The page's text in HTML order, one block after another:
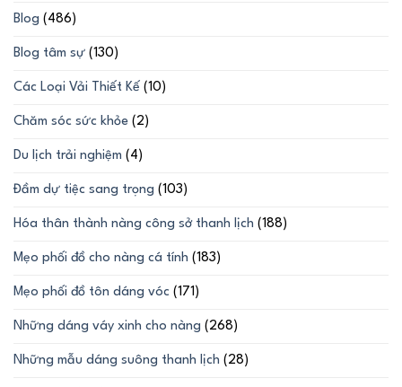
Blog (486)
Blog tâm sự (130)
Các Loại Vải Thiết Kế (10)
Chăm sóc sức khỏe (2)
Du lịch trải nghiệm (4)
Đầm dự tiệc sang trọng (103)
Hóa thân thành nàng công sở thanh lịch (188)
Mẹo phối đồ cho nàng cá tính (183)
Mẹo phối đồ tôn dáng vóc (171)
Những dáng váy xinh cho nàng (268)
Những mẫu dáng suông thanh lịch (28)